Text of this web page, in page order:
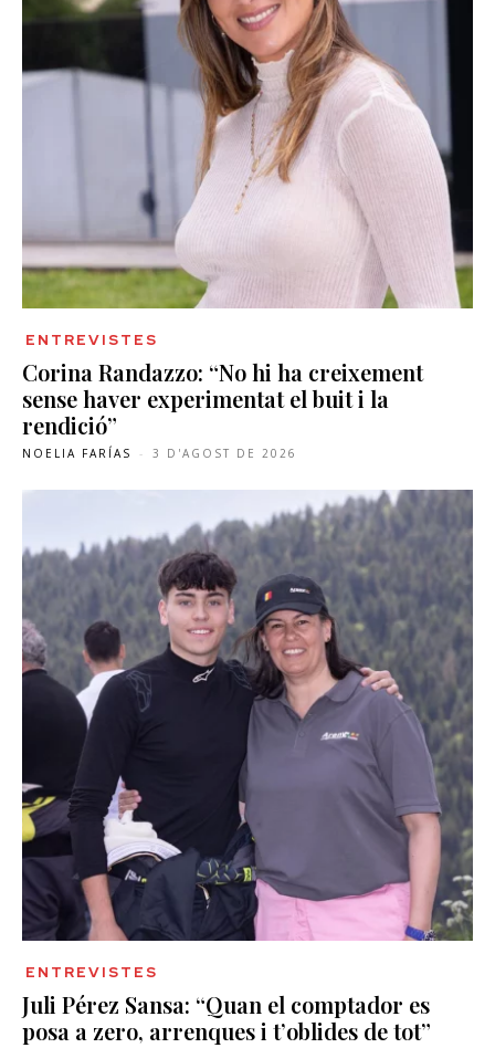
ENTREVISTES
Corina Randazzo: “No hi ha creixement
sense haver experimentat el buit i la
rendició”
NOELIA FARÍAS - 3 D'AGOST DE 2026
ENTREVISTES
Juli Pérez Sansa: “Quan el comptador es
posa a zero, arrenques i t’oblides de tot”